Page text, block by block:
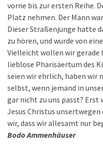
vorne bis zur ersten Reihe.
Platz nehmen. Der Mann war
Dieser Straßenjunge hatte
zu hören, und wurde von
Vielleicht wollen wir gerade
lieblose Pharisäertum des
seien wir ehrlich, haben wir
selbst, wenn jemand in
gar nicht zu uns passt? Erst
Jesus Christus
wir, dass wir allesamt nur
Bodo Ammenhäuser